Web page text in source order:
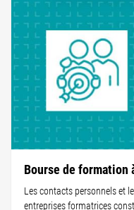
Bourse de formation
Les contacts personnels et
entreprises formatrices